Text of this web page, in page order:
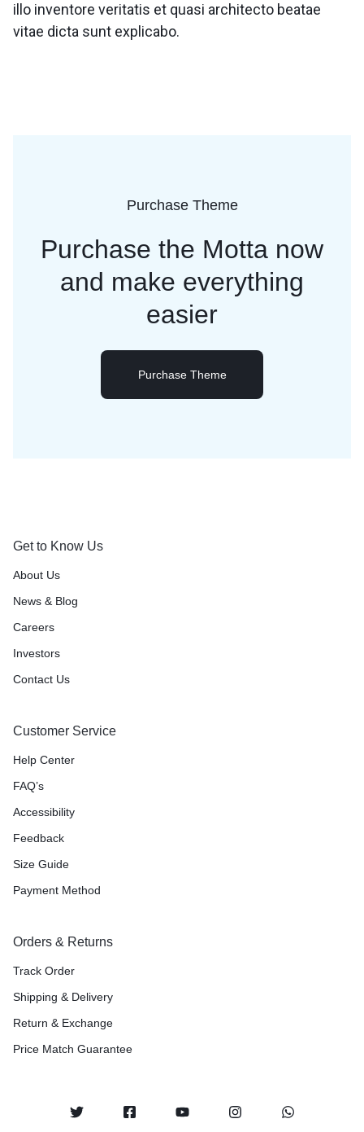
illo inventore veritatis et quasi architecto beatae
vitae dicta sunt explicabo.
Purchase Theme
Purchase the Motta now
and make everything
easier
Purchase Theme
Get to Know Us
About Us
News & Blog
Careers
Investors
Contact Us
Customer Service
Help Center
FAQ’s
Accessibility
Feedback
Size Guide
Payment Method
Orders & Returns
Track Order
Shipping & Delivery
Return & Exchange
Price Match Guarantee